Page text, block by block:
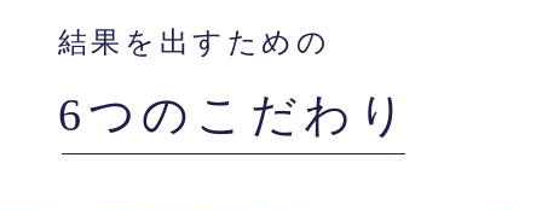
結果を出すための
6つのこだわり